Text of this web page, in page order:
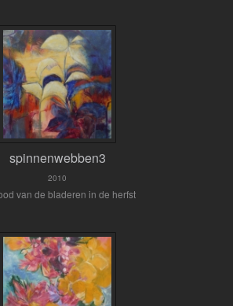
spinnenwebben3
2010
van de bladeren in de herfst